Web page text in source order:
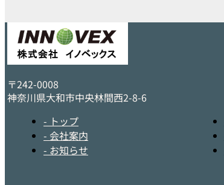
〒242-0008
神奈川県大和市中央林間西2-8-6
- トップ
- 会社案内
- お知らせ